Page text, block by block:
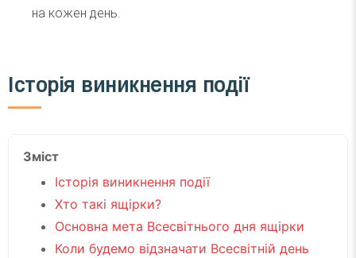
на кожен день.
Історія виникнення події
Зміст
Історія виникнення події
Хто такі ящірки?
Основна мета Всесвітнього дня ящірки
Коли будемо відзначати Всесвітній день